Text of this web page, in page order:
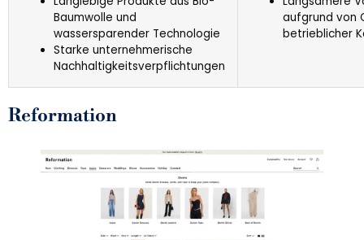
Baumwolle und
wassersparender Technologie
Starke unternehmerische
Nachhaltigkeitsverpflichtungen
aufgrund von
betrieblicher
Reformation